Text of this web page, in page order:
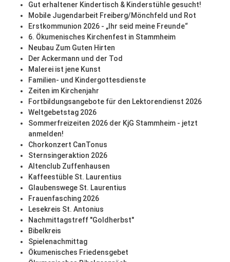
Gut erhaltener Kindertisch & Kinderstühle gesucht!
Mobile Jugendarbeit Freiberg/Mönchfeld und Rot
Erstkommunion 2026 - „Ihr seid meine Freunde“
6. Ökumenisches Kirchenfest in Stammheim
Neubau Zum Guten Hirten
Der Ackermann und der Tod
Malerei ist jene Kunst
Familien- und Kindergottesdienste
Zeiten im Kirchenjahr
Fortbildungsangebote für den Lektorendienst 2026
Weltgebetstag 2026
Sommerfreizeiten 2026 der KjG Stammheim - jetzt
anmelden!
Chorkonzert CanTonus
Sternsingeraktion 2026
Altenclub Zuffenhausen
Kaffeestüble St. Laurentius
Glaubenswege St. Laurentius
Frauenfasching 2026
Lesekreis St. Antonius
Nachmittagstreff "Goldherbst"
Bibelkreis
Spielenachmittag
Ökumenisches Friedensgebet